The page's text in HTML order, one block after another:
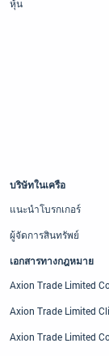
หุ้น
บริษัทในเครือ
แนะนำโบรกเกอร์
ผู้จัดการสินทรัพย์
เอกสารทางกฎหมาย
Axion Trade Limited
Axion Trade Limited
Axion Trade Limited